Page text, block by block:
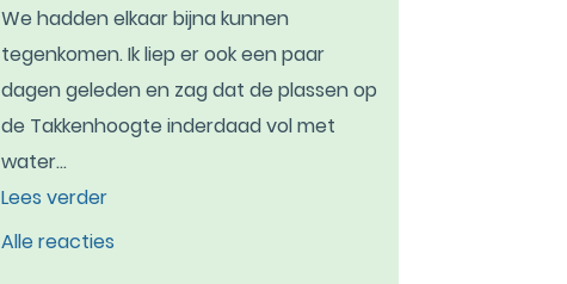
We hadden elkaar bijna kunnen
tegenkomen. Ik liep er ook een paar
dagen geleden en zag dat de plassen op
de Takkenhoogte inderdaad vol met
water...
Lees verder
Alle reacties